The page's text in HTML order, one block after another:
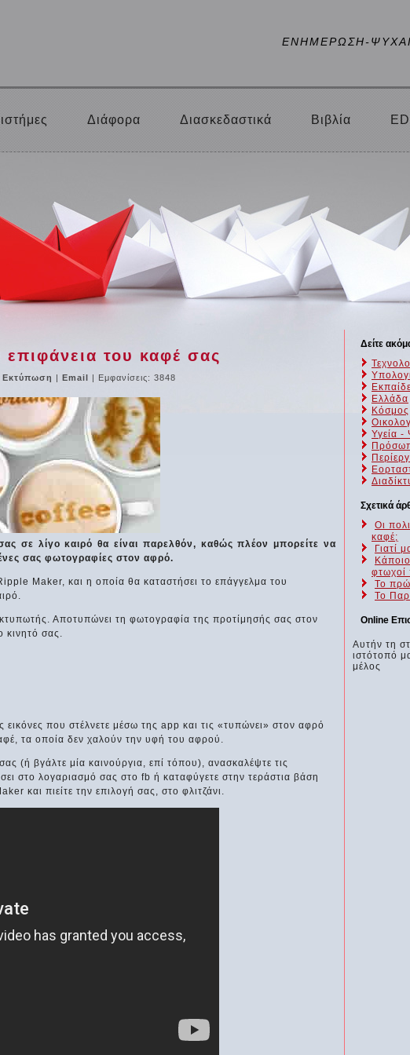
ΕΝΗΜΕΡΩΣΗ-
Διάφορα Διασκεδαστικά Βιβλία
του καφέ σας
Εκτύπωση | Email | Εμφανίσεις: 3848
σε λίγο καιρό θα είναι παρελθόν, καθώς πλέον μπορείτε να
σας φωτογραφίες στον αφρό.
Maker, και η οποία θα καταστήσει το επάγγελμα του
Αποτυπώνει τη φωτογραφία της προτίμησής σας στον
κινητό σας.
που στέλνετε μέσω της app και τις «τυπώνει» στον αφρό
τα οποία δεν χαλούν την υφή του αφρού.
(ή βγάλτε μία καινούργια, επί τόπου), ανασκαλέψτε τις
στο λογαριασμό σας στο fb ή καταφύγετε στην τεράστια βάση
και πιείτε την επιλογή σας, στο φλιτζάνι.
Δείτε
Ελλάδα
Κόσμος
Υγεία -
Σχετικά
Οι
καφέ;
Γιατί
φτωχοί
Το
Το
Online
Αυτήν τη
ιστότοπό
μέλος